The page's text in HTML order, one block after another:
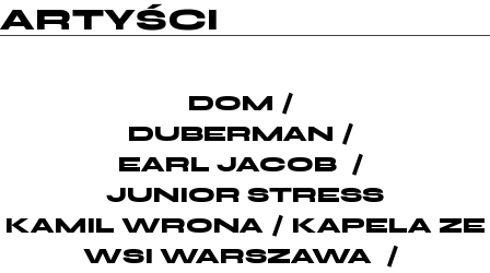
ARTYŚCI
DOM
DUBERMAN
EARL JACOB
JUNIOR STRESS
KAMIL WRONA
KAPELA ZE
WSI WARSZAWA